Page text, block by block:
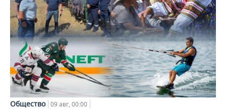
Общество 09 авг, 00:00